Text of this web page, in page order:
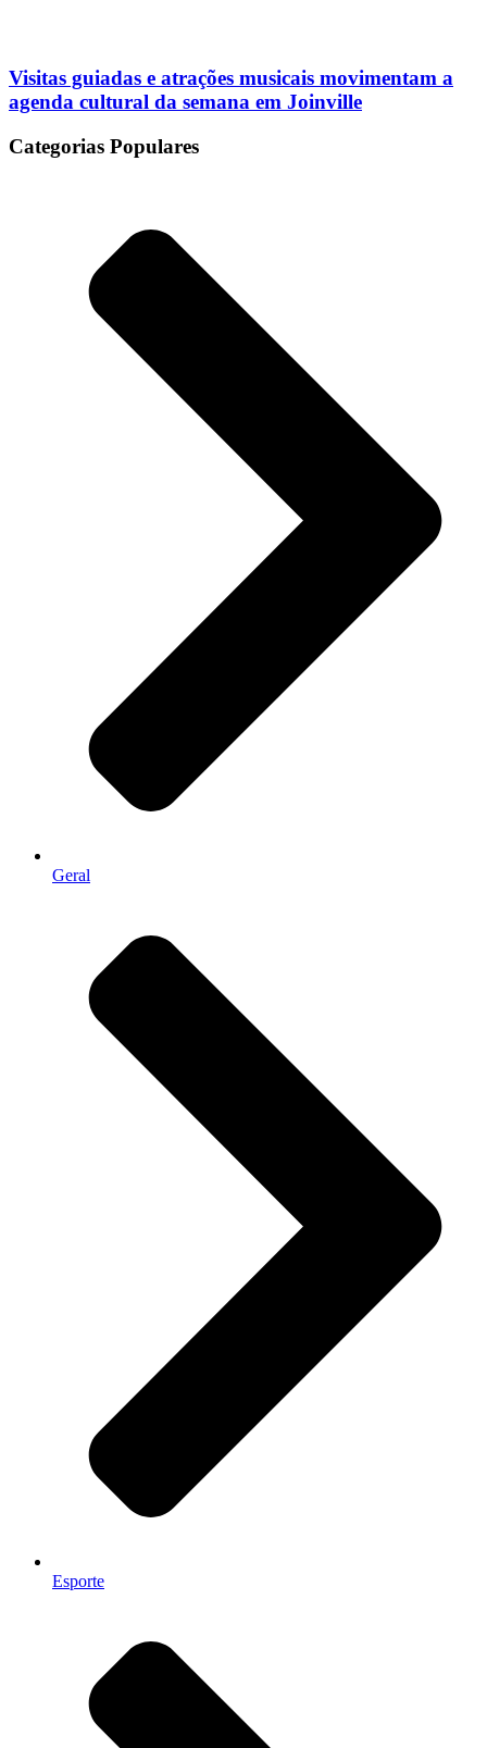
Visitas guiadas e atrações musicais movimentam a
agenda cultural da semana em Joinville
Categorias Populares
Geral
Esporte